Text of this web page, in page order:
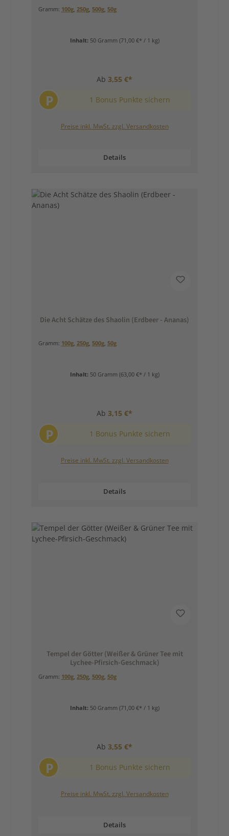
Gramm: 100g, 250g, 500g, 50g
Inhalt: 50 Gramm (71,00 €* / 1 kg)
Ab 3,55 €*
P 1 Bonus Punkte sichern
Preise inkl. MwSt. zzgl. Versandkosten
Details
Die Acht Schätze des Shaolin (Erdbeer - Ananas)
Gramm: 100g, 250g, 500g, 50g
Inhalt: 50 Gramm (63,00 €* / 1 kg)
Ab 3,15 €*
P 1 Bonus Punkte sichern
Preise inkl. MwSt. zzgl. Versandkosten
Details
Tempel der Götter (Weißer & Grüner Tee mit
Lychee-Pfirsich-Geschmack)
Gramm: 100g, 250g, 500g, 50g
Inhalt: 50 Gramm (71,00 €* / 1 kg)
Ab 3,55 €*
P 1 Bonus Punkte sichern
Preise inkl. MwSt. zzgl. Versandkosten
Details